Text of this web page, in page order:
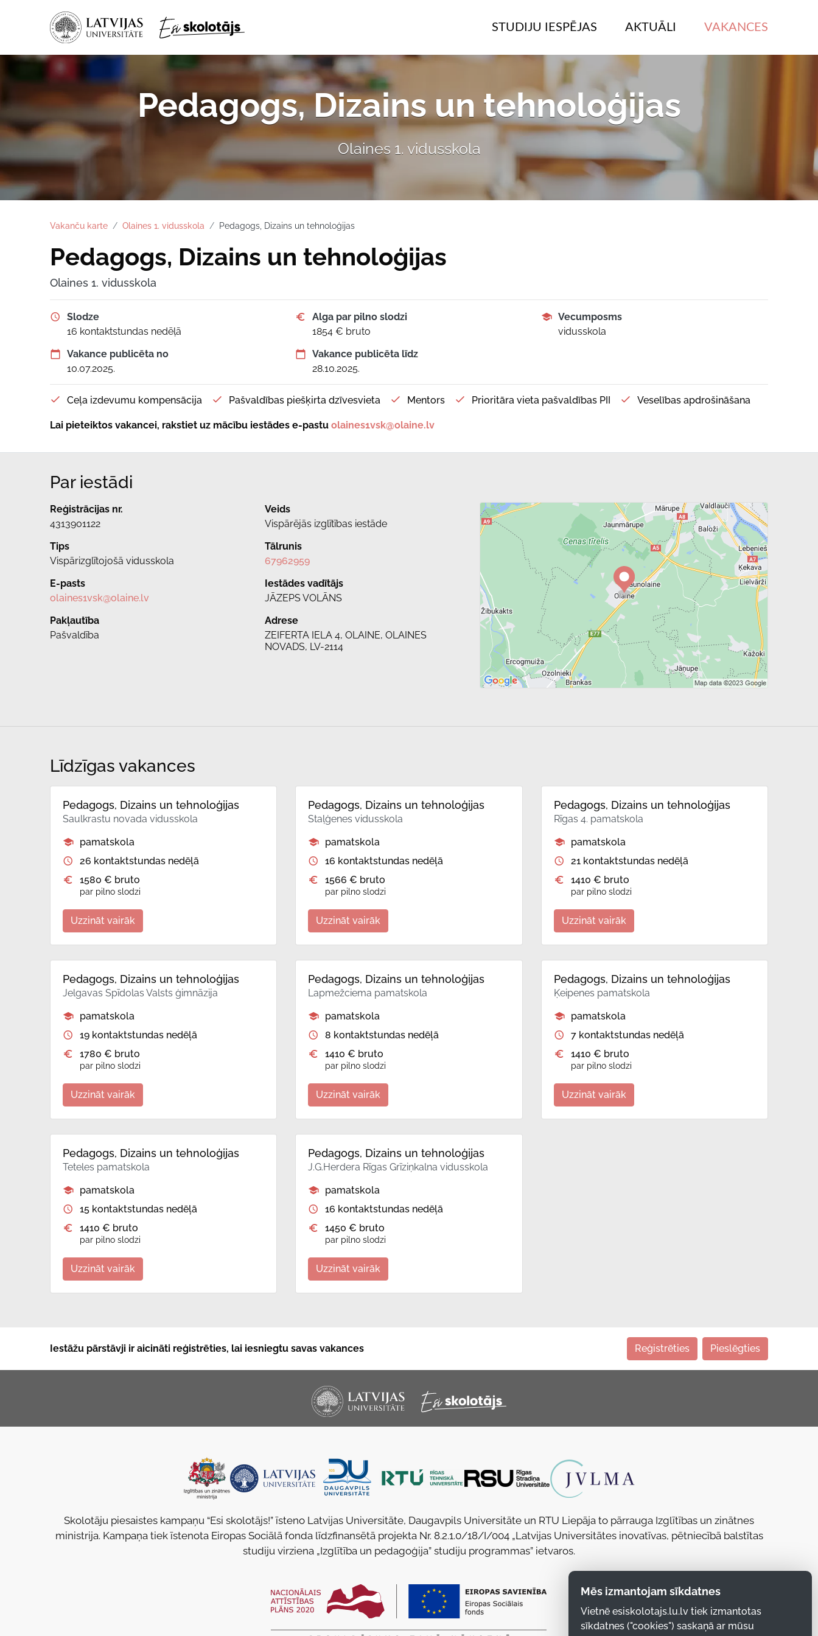
STUDIJU IESPĒJAS AKTUĀLI VAKANCES
Pedagogs, Dizains un tehnoloģijas
Olaines 1. vidusskola
Vakanču karte Olaines 1. vidusskola Pedagogs, Dizains un tehnoloģijas
Pedagogs, Dizains un tehnoloģijas
Olaines 1. vidusskola
Slodze
16 kontaktstundas nedēļā
Alga par pilno slodzi
1854 € bruto
Vecumposms
vidusskola
Vakance publicēta no
10.07.2025.
Vakance publicēta līdz
28.10.2025.
Ceļa izdevumu kompensācija Pašvaldības piešķirta dzīvesvieta Mentors Prioritāra vieta pašvaldības PII Veselības apdrošināšana
Lai pieteiktos vakancei, rakstiet uz mācību iestādes e-pastu olaines1vsk@olaine.lv
Par iestādi
Reģistrācijas nr.
4313901122
Veids
Vispārējās izglītības iestāde
Tips
Vispārizglītojošā vidusskola
Tālrunis
67962959
E-pasts
olaines1vsk@olaine.lv
Iestādes vadītājs
JĀZEPS VOLĀNS
Pakļautība
Pašvaldība
Adrese
ZEIFERTA IELA 4, OLAINE, OLAINES
NOVADS, LV-2114
Līdzīgas vakances
Pedagogs, Dizains un tehnoloģijas
Saulkrastu novada vidusskola
pamatskola
26 kontaktstundas nedēļā
1580 € bruto
par pilno slodzi
Uzzināt vairāk
Pedagogs, Dizains un tehnoloģijas
Staļģenes vidusskola
pamatskola
16 kontaktstundas nedēļā
1566 € bruto
par pilno slodzi
Uzzināt vairāk
Pedagogs, Dizains un tehnoloģijas
Rīgas 4. pamatskola
pamatskola
21 kontaktstundas nedēļā
1410 € bruto
par pilno slodzi
Uzzināt vairāk
Pedagogs, Dizains un tehnoloģijas
Jelgavas Spīdolas Valsts ģimnāzija
pamatskola
19 kontaktstundas nedēļā
1780 € bruto
par pilno slodzi
Uzzināt vairāk
Pedagogs, Dizains un tehnoloģijas
Lapmežciema pamatskola
pamatskola
8 kontaktstundas nedēļā
1410 € bruto
par pilno slodzi
Uzzināt vairāk
Pedagogs, Dizains un tehnoloģijas
Ķeipenes pamatskola
pamatskola
7 kontaktstundas nedēļā
1410 € bruto
par pilno slodzi
Uzzināt vairāk
Pedagogs, Dizains un tehnoloģijas
Teteles pamatskola
pamatskola
15 kontaktstundas nedēļā
1410 € bruto
par pilno slodzi
Uzzināt vairāk
Pedagogs, Dizains un tehnoloģijas
J.G.Herdera Rīgas Grīziņkalna vidusskola
pamatskola
16 kontaktstundas nedēļā
1450 € bruto
par pilno slodzi
Uzzināt vairāk
Iestāžu pārstāvji ir aicināti reģistrēties, lai iesniegtu savas vakances Reģistrēties Pieslēgties
Skolotāju piesaistes kampaņu “Esi skolotājs!” īsteno Latvijas Universitāte, Daugavpils Universitāte un RTU Liepāja to pārrauga Izglītības un zinātnes
ministrija. Kampaņa tiek īstenota Eiropas Sociālā fonda līdzfinansētā projekta Nr. 8.2.1.0/18/I/004 „Latvijas Universitātes inovatīvas, pētniecībā balstītas
studiju virziena „Izglītība un pedagoģija” studiju programmas” ietvaros.
Mēs izmantojam sīkdatnes
Vietnē esiskolotajs.lu.lv tiek izmantotas
sīkdatnes ("cookies") saskaņā ar mūsu